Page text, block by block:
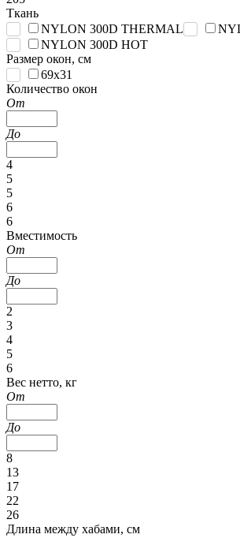
Ткань
NYLON 300D THERMAL
NYLON 300D HOT
Размер окон, см
69x31
Количество окон
От
До
4
5
5
6
6
Вместимость
От
До
2
3
4
5
6
Вес нетто, кг
От
До
8
13
17
22
26
Длина между хабами, см